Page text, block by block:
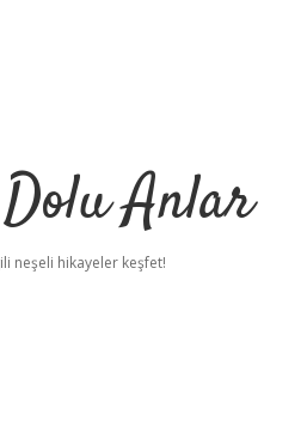
Anlar
neşeli hikayeler keşfet!